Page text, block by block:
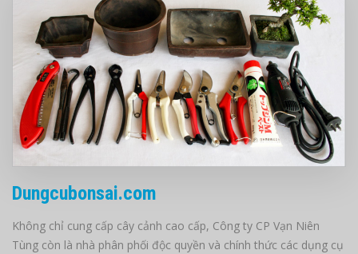
Dungcubonsai.com
Không chỉ cung cấp cây cảnh cao cấp, Công ty CP Vạn Niên
Tùng còn là nhà phân phối độc quyền và chính thức các dụng cụ